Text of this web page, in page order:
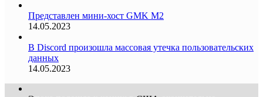
Представлен мини-хост GMK M2
14.05.2023
В Discord произошла массовая утечка пользовательских
данных
14.05.2023